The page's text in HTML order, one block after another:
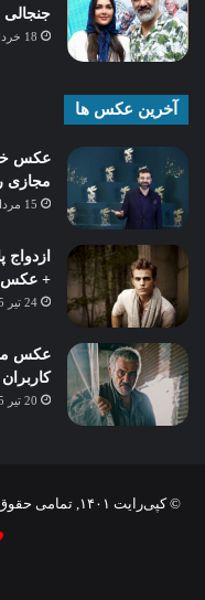
18 خرداد 1405
آخرین عکس ها
عکس
مجازی
15 مرداد 1405
+ عکس
24 تیر 1405
عکس
20 تیر 1405
© کپی‌رایت ۱۴۰۱, تمامی حقوق وب سایت متعلق به کاشمر سلام می باشد |